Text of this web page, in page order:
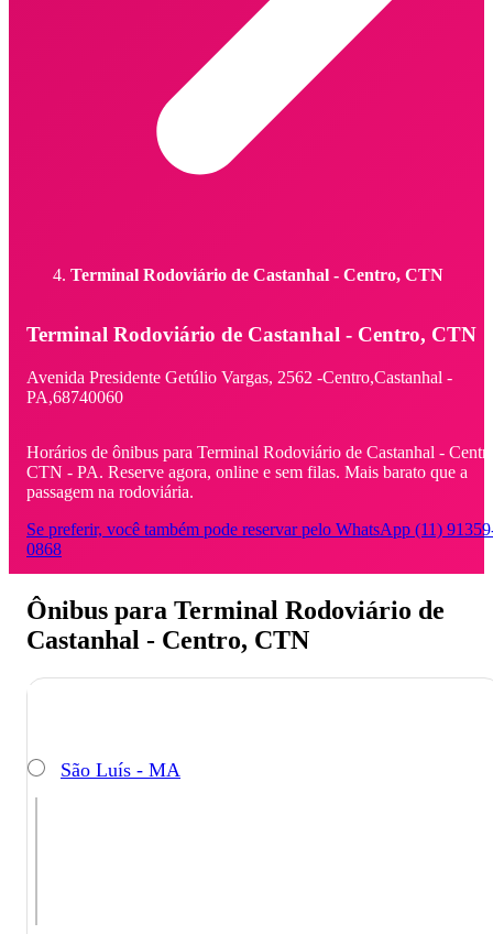
Terminal Rodoviário de Castanhal - Centro, CTN
Terminal Rodoviário de Castanhal - Centro, CTN
Avenida Presidente Getúlio Vargas, 2562 -Centro,Castanhal -
PA,68740060
Horários de ônibus para Terminal Rodoviário de Castanhal -
CTN - PA. Reserve agora, online e sem filas. Mais barato que a
passagem na rodoviária.
Se preferir, você também pode reservar pelo WhatsApp (11)
0868
Ônibus para Terminal Rodoviário de
Castanhal - Centro, CTN
São Luís - MA